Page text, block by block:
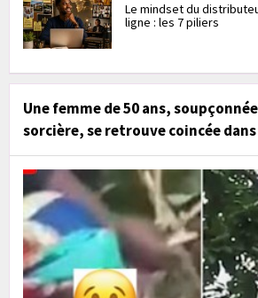
Le mindset du
ligne : les 7 piliers
Une femme de 50 ans,
sorcière, se retrouve coincée